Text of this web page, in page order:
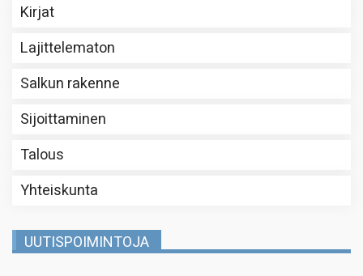
Kirjat
Lajittelematon
Salkun rakenne
Sijoittaminen
Talous
Yhteiskunta
UUTISPOIMINTOJA